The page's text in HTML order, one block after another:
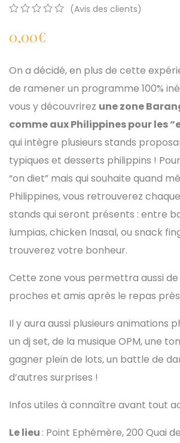
out
of
on
customer
ratings
(Avis des clients)
0,00€
On a décidé, en plus de cette
de ramener un programme 100%
vous y découvrirez une zone
comme aux Philippines pour les
qui intègre plusieurs stands
typiques et desserts philippins !
“on diet” mais qui souhaite quand
Philippines, vous retrouverez
stands qui seront présents : entre
lumpias, chicken Inasal, ou snack
trouverez votre bonheur.
Cette zone vous permettra aussi
proches et amis après le repas près
Il y aura aussi plusieurs animations
un dj set, de la musique OPM, une
gagner plein de lots, un battle de
d’autres surprises !
Infos utiles à connaître avant tout
Le lieu : Point Ephémère, 200 Quai